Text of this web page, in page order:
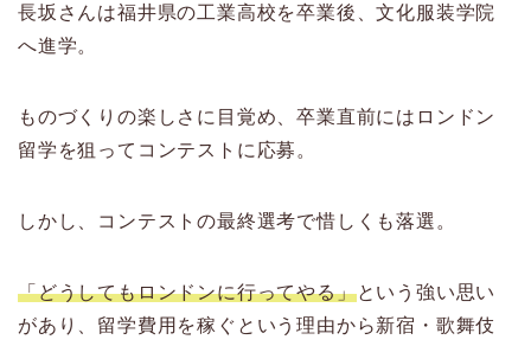
長坂さんは福井県の工業高校を卒業後、文化服装学院
へ進学。
ものづくりの楽しさに目覚め、卒業直前にはロンドン
留学を狙ってコンテストに応募。
しかし、コンテストの最終選考で惜しくも落選。
「どうしてもロンドンに行ってやる」という強い思い
があり、留学費用を稼ぐという理由から新宿・歌舞伎